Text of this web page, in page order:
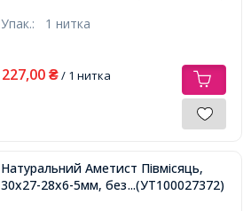
Упак.: 1 нитка
227,00 ₴/ 1 нитка
Натуральний Аметист Півмісяць,
30х27-28х6-5мм, без Отвору...(УТ100027372)